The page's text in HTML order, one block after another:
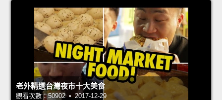
老外精選台灣夜市十大美食
觀看次數：50902 • 2017-12-29